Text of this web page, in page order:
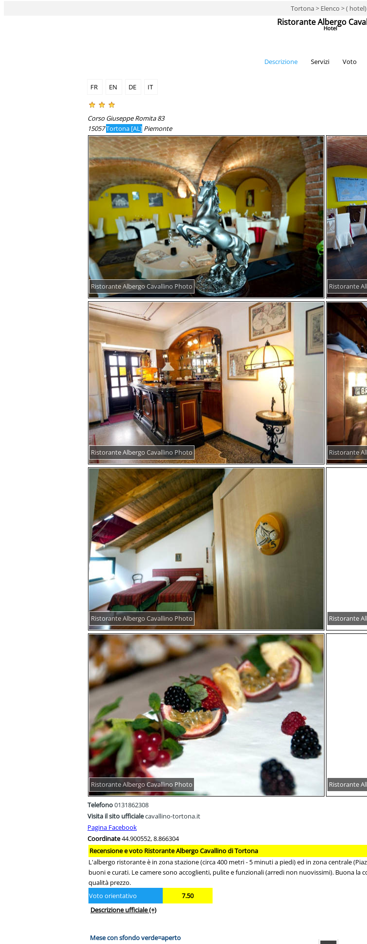
Tortona > Elenco > ( hotel)
Ristorante Albergo
Hotel
Descrizione Servizi Voto
FR EN DE IT
Corso Giuseppe Romita 83
15057Tortona [AL] Piemonte
Ristorante Albergo Cavallino Photo Ristorante
Ristorante Albergo Cavallino Photo Ristorante
Ristorante Albergo Cavallino Photo Ristorante
Ristorante Albergo Cavallino Photo Ristorante
Telefono0131862308
Visita il sito ufficialecavallino-tortona.it
Pagina Facebook
Coordinate44.900552, 8.866304
Recensione e voto Ristorante Albergo Cavallino di Tortona
L'albergo ristorante è in zona stazione (circa 400 metri - 5 minuti a piedi) ed in zona centrale
buoni e curati. Le camere sono accoglienti, pulite e funzionali (arredi non nuovissimi). Buona
qualità prezzo.
Voto orientativo
7.50
Descrizione ufficiale(+)
Mese con sfondo verde=aperto